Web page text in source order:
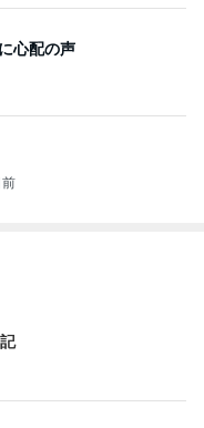
心配の声
前